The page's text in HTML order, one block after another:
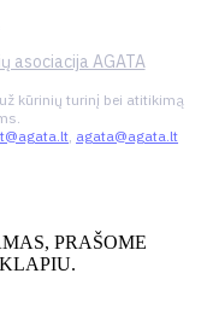
asociacija AGATA
kūrinių turinį bei atitikimą
, agata@agata.lt
PRAŠOME